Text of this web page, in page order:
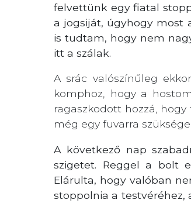
felvettünk egy fiatal
a jogsiját, úgyhogy most
is tudtam, hogy nem
itt a szálak.
A srác valószínűleg
komphoz, hogy a
ragaszkodott hozzá,
még egy fuvarra
A következő nap
szigetet. Reggel a bolt
Elárulta, hogy valóban
stoppolnia a testvéréhez,